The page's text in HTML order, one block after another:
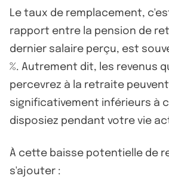
Le taux de remplacement,
rapport entre la pension de
dernier salaire perçu, est
%. Autrement dit, les revenus
percevrez à la retraite
significativement inférieurs à
disposiez pendant votre vie
À cette baisse potentielle de
s'ajouter :